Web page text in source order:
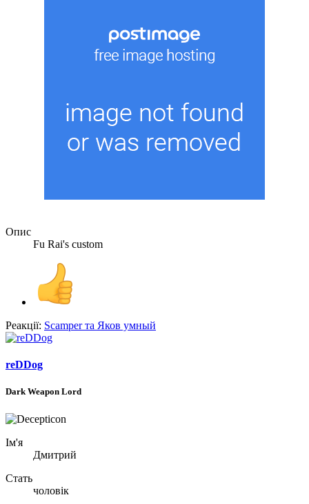
Опис
Fu Rai's custom
Реакції: Scamperта Яков умный
reDDog
Dark Weapon Lord
Ім'я
Дмитрий
Стать
чоловік